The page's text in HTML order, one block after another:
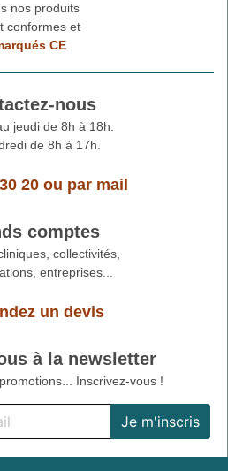
nos produits
conformes et
CE
nous
jeudi de 8h à 18h.
de 8h à 17h.
20ou par mail
comptes
collectivités,
entreprises...
un devis
à la newsletter
Inscrivez-vous !